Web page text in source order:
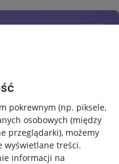
pokrewnym (np. piksele,
osobowych (między
przeglądarki), możemy
wyświetlane treści.
informacji na